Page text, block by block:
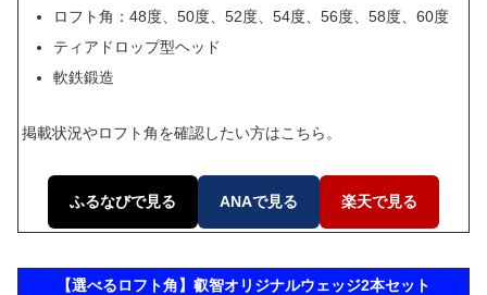
ロフト角：48度、50度、52度、54度、56度、58度、60度
ティアドロップ型ヘッド
軟鉄鍛造
掲載状況やロフト角を確認したい方はこちら。
ふるなびで見る ANAで見る 楽天で見る
【選べるロフト角】叡智オリジナルウェッジ2本セット